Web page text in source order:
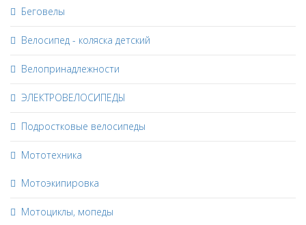
Беговелы
Велосипед - коляска детский
Велопринадлежности
ЭЛЕКТРОВЕЛОСИПЕДЫ
Подростковые велосипеды
Мототехника
Мотоэкипировка
Мотоциклы, мопеды